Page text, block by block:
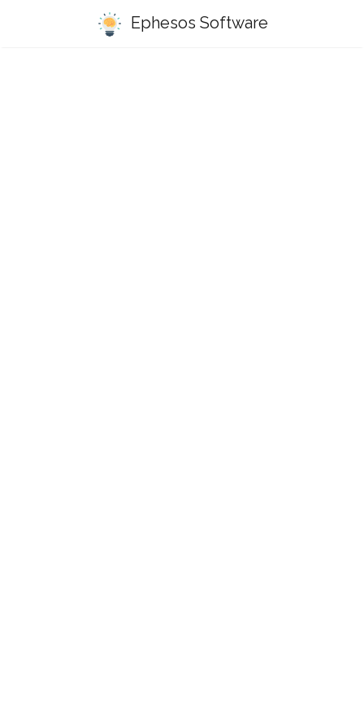
Ephesos Software